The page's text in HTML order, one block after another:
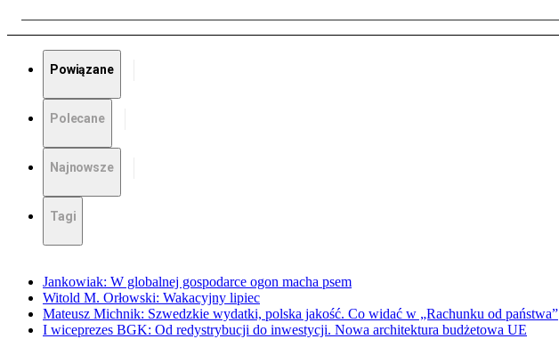
Powiązane
Polecane
Najnowsze
Tagi
Jankowiak: W globalnej gospodarce ogon macha psem
Witold M. Orłowski: Wakacyjny lipiec
Mateusz Michnik: Szwedzkie wydatki, polska jakość. Co widać w „Rachunku od państwa”
I wiceprezes BGK: Od redystrybucji do inwestycji. Nowa architektura budżetowa UE